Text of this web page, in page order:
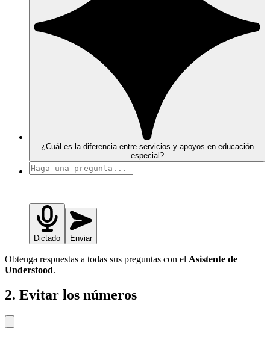
¿Cuál es la diferencia entre servicios y apoyos en educación
especial?
Dictado Enviar
Obtenga respuestas a todas sus preguntas con el Asistente de
Understood.
2. Evitar los números